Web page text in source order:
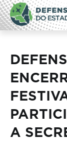
Pular
para
o
conteúdo
A